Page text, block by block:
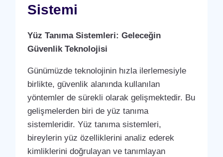
Sistemi
Yüz Tanıma Sistemleri: Geleceğin
Güvenlik Teknolojisi
Günümüzde teknolojinin hızla ilerlemesiyle
birlikte, güvenlik alanında kullanılan
yöntemler de sürekli olarak gelişmektedir. Bu
gelişmelerden biri de yüz tanıma
sistemleridir. Yüz tanıma sistemleri,
bireylerin yüz özelliklerini analiz ederek
kimliklerini doğrulayan ve tanımlayan